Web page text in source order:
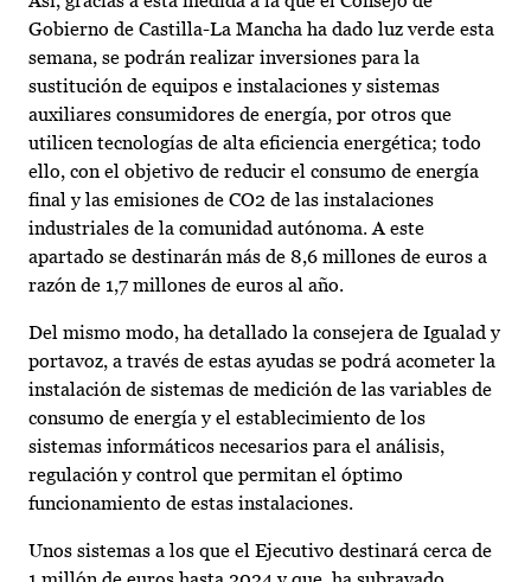
Gobierno de Castilla-La Mancha ha dado luz verde esta
semana, se podrán realizar inversiones para la
sustitución de equipos e instalaciones y sistemas
auxiliares consumidores de energía, por otros que
utilicen tecnologías de alta eficiencia energética; todo
ello, con el objetivo de reducir el consumo de energía
final y las emisiones de CO2 de las instalaciones
industriales de la comunidad autónoma. A este
apartado se destinarán más de 8,6 millones de euros a
razón de 1,7 millones de euros al año.
Del mismo modo, ha detallado la consejera de Igualad y
portavoz, a través de estas ayudas se podrá acometer la
instalación de sistemas de medición de las variables de
consumo de energía y el establecimiento de los
sistemas informáticos necesarios para el análisis,
regulación y control que permitan el óptimo
funcionamiento de estas instalaciones.
Unos sistemas a los que el Ejecutivo destinará cerca de